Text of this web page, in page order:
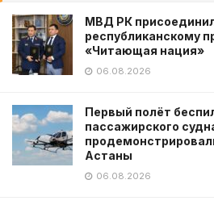
МВД РК
республиканскому
«Читающая нация»
06.08.2026
Первый полёт
пассажирского
Астаны
06.08.2026